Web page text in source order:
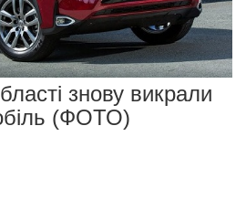
знову викрали
(ФОТО)